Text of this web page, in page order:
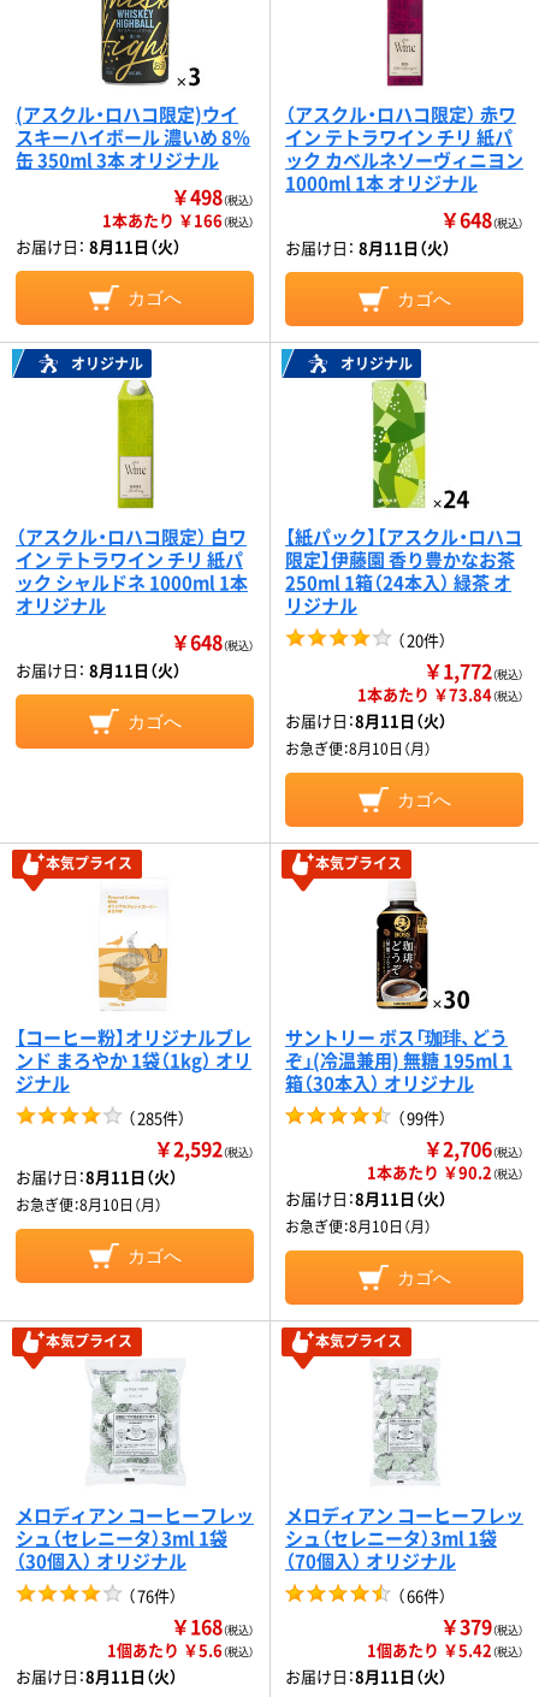
(アスクル・ロハコ限定)ウイ
スキーハイボール 濃いめ 8％
缶 350ml 3本 オリジナル
￥498（税込）
1本あたり ￥166（税込）
お届け日： 8月11日（火）
カゴへ
（アスクル・ロハコ限定） 赤ワ
イン テトラワイン チリ 紙パ
ック カベルネソーヴィニヨン
1000ml 1本 オリジナル
￥648（税込）
お届け日： 8月11日（火）
カゴへ
オリジナル
（アスクル・ロハコ限定） 白ワ
イン テトラワイン チリ 紙パ
ック シャルドネ 1000ml 1本
オリジナル
￥648（税込）
お届け日： 8月11日（火）
カゴへ
オリジナル
【紙パック】【アスクル・ロハコ
限定】伊藤園 香り豊かなお茶
250ml 1箱（24本入） 緑茶 オ
リジナル
（20件）
￥1,772（税込）
1本あたり ￥73.84（税込）
お届け日：8月11日（火）
お急ぎ便：8月10日（月）
カゴへ
本気プライス
【コーヒー粉】オリジナルブレ
ンド まろやか 1袋（1kg） オリ
ジナル
（285件）
￥2,592（税込）
お届け日：8月11日（火）
お急ぎ便：8月10日（月）
カゴへ
本気プライス
サントリー ボス「珈琲、どう
ぞ」(冷温兼用) 無糖 195ml 1
箱（30本入） オリジナル
（99件）
￥2,706（税込）
1本あたり ￥90.2（税込）
お届け日：8月11日（火）
お急ぎ便：8月10日（月）
カゴへ
本気プライス
メロディアン コーヒーフレッ
シュ（セレニータ）3ml 1袋
（30個入） オリジナル
（76件）
￥168（税込）
1個あたり ￥5.6（税込）
お届け日：8月11日（火）
本気プライス
メロディアン コーヒーフレッ
シュ（セレニータ）3ml 1袋
（70個入） オリジナル
（66件）
￥379（税込）
1個あたり ￥5.42（税込）
お届け日：8月11日（火）